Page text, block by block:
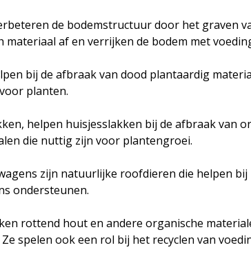
de bodemstructuur door het graven
materiaal af en verrijken de bodem met
bij de afbraak van dood plantaardig
planten.
helpen huisjesslakken bij de afbraak van
die nuttig zijn voor plantengroei.
zijn natuurlijke roofdieren die helpen
ondersteunen.
rottend hout en andere organische
spelen ook een rol bij het recyclen van